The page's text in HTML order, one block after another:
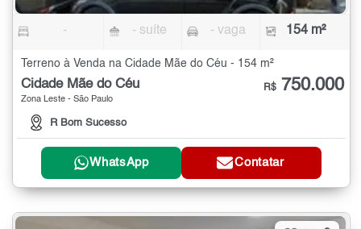
- - suíte - vaga 154 m²
Terreno à Venda na Cidade Mãe do Céu - 154 m²
Cidade Mãe do Céu
Zona Leste - São Paulo
R Bom Sucesso
R$ 750.000
WhatsApp Contatar